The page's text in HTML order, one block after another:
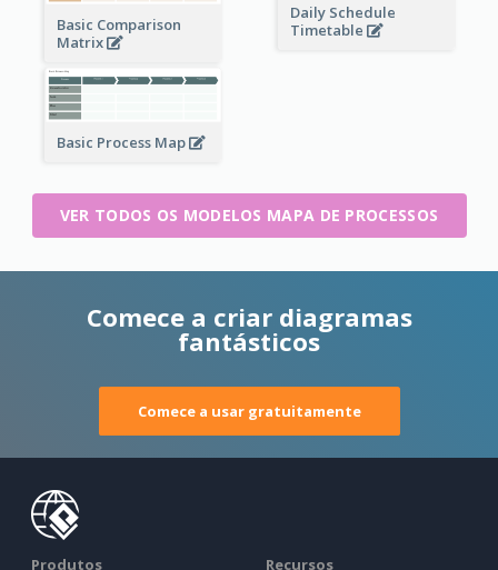
Daily Schedule
Timetable
Basic Comparison
Matrix
Basic Process Map
VER TODOS OS MODELOS MAPA DE PROCESSOS
Comece a criar diagramas
fantásticos
Comece a usar gratuitamente
Produtos Recursos